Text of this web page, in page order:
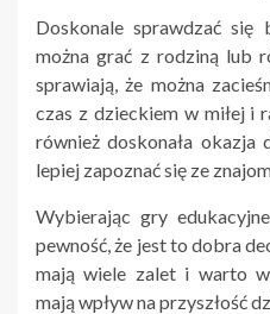
Doskonale sprawdzać się
można grać z rodziną lub
sprawiają, że można
czas z dzieckiem w miłej i
również doskonała
lepiej zapoznać się ze
Wybierając gry
pewność, że jest to dobra
mają wiele zalet i warto
mają wpływ na przyszłość